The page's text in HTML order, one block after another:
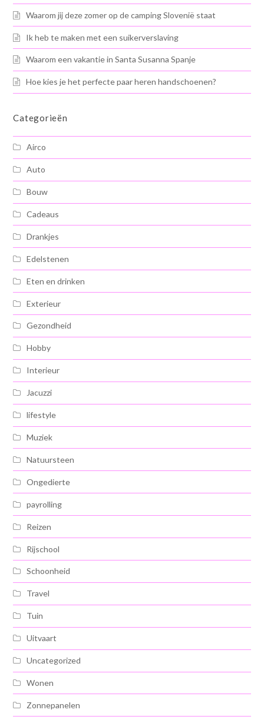
Waarom jij deze zomer op de camping Slovenië staat
Ik heb te maken met een suikerverslaving
Waarom een vakantie in Santa Susanna Spanje
Hoe kies je het perfecte paar heren handschoenen?
Categorieën
Airco
Auto
Bouw
Cadeaus
Drankjes
Edelstenen
Eten en drinken
Exterieur
Gezondheid
Hobby
Interieur
Jacuzzi
lifestyle
Muziek
Natuursteen
Ongedierte
payrolling
Reizen
Rijschool
Schoonheid
Travel
Tuin
Uitvaart
Uncategorized
Wonen
Zonnepanelen